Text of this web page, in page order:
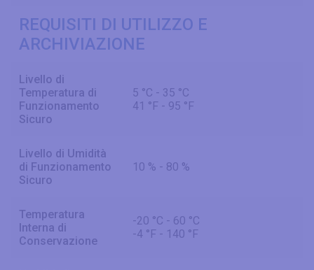
REQUISITI DI UTILIZZO E
ARCHIVIAZIONE
Livello di
Temperatura di
Funzionamento
Sicuro
5 °C - 35 °C
41 °F - 95 °F
Livello di Umidità
di Funzionamento
Sicuro
10 % - 80 %
Temperatura
Interna di
Conservazione
-20 °C - 60 °C
-4 °F - 140 °F